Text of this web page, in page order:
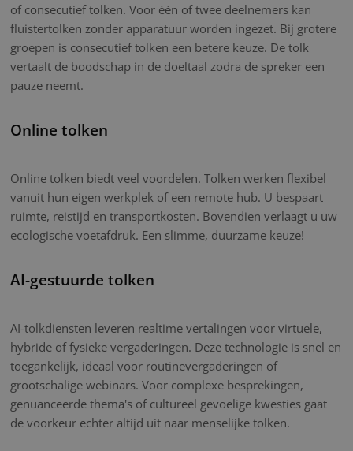
of consecutief tolken. Voor één of twee deelnemers kan
fluistertolken zonder apparatuur worden ingezet. Bij grotere
groepen is consecutief tolken een betere keuze. De tolk
vertaalt de boodschap in de doeltaal zodra de spreker een
pauze neemt.
Online tolken
Online tolken biedt veel voordelen. Tolken werken flexibel
vanuit hun eigen werkplek of een remote hub. U bespaart
ruimte, reistijd en transportkosten. Bovendien verlaagt u uw
ecologische voetafdruk. Een slimme, duurzame keuze!
AI-gestuurde tolken
AI-tolkdiensten leveren realtime vertalingen voor virtuele,
hybride of fysieke vergaderingen. Deze technologie is snel en
toegankelijk, ideaal voor routinevergaderingen of
grootschalige webinars. Voor complexe besprekingen,
genuanceerde thema's of cultureel gevoelige kwesties gaat
de voorkeur echter altijd uit naar menselijke tolken.